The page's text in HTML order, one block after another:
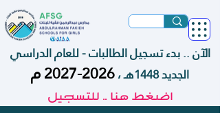
الآن .. بدء تسجيل الطالبات - للعام الدراسي
الجديد 1448هـ ،
2026-2027 م
اضغط هنا .. للتسجيل